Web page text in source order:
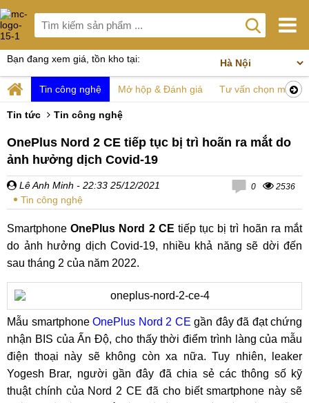
Bạn đang xem giá, tồn kho tại:
Tin công nghệ Mở hộp & Đánh giá Tư vấn chọn mua
Tin tức Tin công nghệ
OnePlus Nord 2 CE tiếp tục bị trì hoãn ra mắt do
ảnh hưởng dịch Covid-19
Lê Anh Minh - 22:33 25/12/2021
Tin công nghệ
0 2536
SmartphoneOnePlus Nord 2 CE tiếp tục bị trì hoãn ra mắt
do ảnh hưởng dịch Covid-19, nhiều khả năng sẽ dời đến
sau tháng 2 của năm 2022.
Mẫu smartphone OnePlus Nord 2 CE gần đây đã đạt chứng
nhận BIS của Ấn Độ, cho thấy thời điểm trình làng của mẫu
điện thoại này sẽ không còn xa nữa. Tuy nhiên, leaker
Yogesh Brar, người gần đây đã chia sẻ các thông số kỹ
thuật chính của Nord 2 CE đã cho biết smartphone này sẽ